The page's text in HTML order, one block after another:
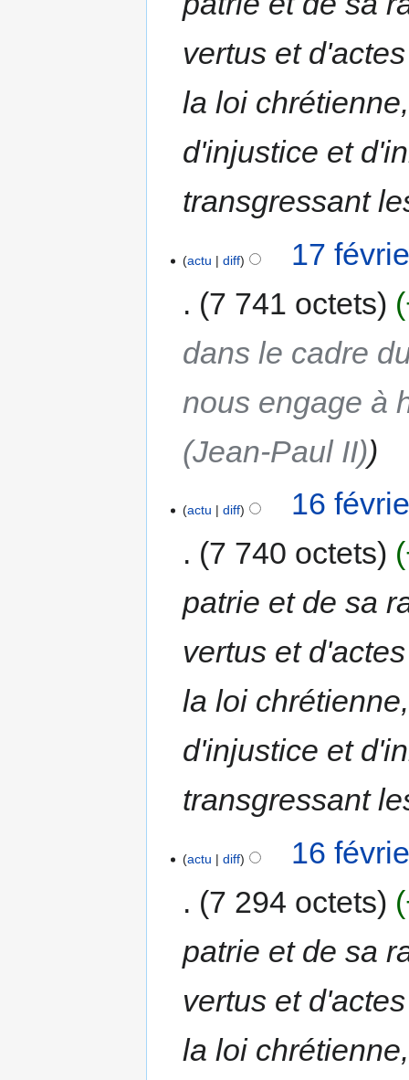
vertus et
la loi
d'injustice et
transgressant
actu diff
17
7 741 octets
dans le cadre
nous engage à
(Jean-Paul II)
actu diff
16
7 740 octets
patrie et de sa
vertus et
la loi
d'injustice et
transgressant
actu diff
16
7 294 octets
patrie et de sa
vertus et
la loi